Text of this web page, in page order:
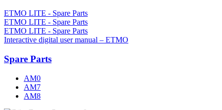
ETMO LITE - Spare Parts
ETMO LITE - Spare Parts
ETMO LITE - Spare Parts
Interactive digital user manual – ETMO
Spare Parts
AM0
AM7
AM8